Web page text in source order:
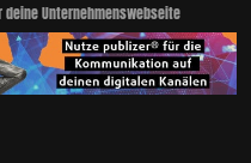
deine Unternehmenswebseite